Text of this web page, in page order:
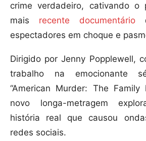
crime verdadeiro, cativando o
mais recente documentário
espectadores em choque e
Dirigido por Jenny Popplewell,
trabalho na emocionante
“American Murder: The Family
novo longa-metragem
história real que causou
redes sociais.